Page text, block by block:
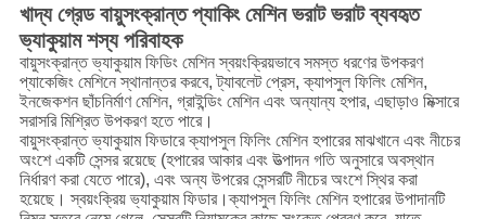
খাদ্য গ্রেড বায়ুসংক্রান্ত প্যাকিং মেশিন ভরাট ভরাট ব্যবহৃত
ভ্যাকুয়াম শস্য পরিবাহক
বায়ুসংক্রান্ত ভ্যাকুয়াম ফিডিং মেশিন স্বয়ংক্রিয়ভাবে সমস্ত ধরণের উপকরণ
প্যাকেজিং মেশিনে স্থানান্তর করবে, ট্যাবলেট প্রেস, ক্যাপসুল ফিলিং মেশিন,
ইনজেকশন ছাঁচনির্মাণ মেশিন, গ্রাইন্ডিং মেশিন এবং অন্যান্য হপার, এছাড়াও মিক্সারে
সরাসরি মিশ্রিত উপকরণ হতে পারে।
বায়ুসংক্রান্ত ভ্যাকুয়াম ফিডারে ক্যাপসুল ফিলিং মেশিন হপারের মাঝখানে এবং নীচের
অংশে একটি সেন্সর রয়েছে (হপারের আকার এবং উত্পাদন গতি অনুসারে অবস্থান
নির্ধারণ করা যেতে পারে), এবং অন্য উপরের সেন্সরটি নীচের অংশে স্থির করা
হয়েছে। স্বয়ংক্রিয় ভ্যাকুয়াম ফিডার।ক্যাপসুল ফিলিং মেশিন হপারের উপাদানটি